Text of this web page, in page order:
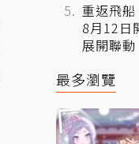
重返飛船
8月12日
展開聯動
最多瀏覽